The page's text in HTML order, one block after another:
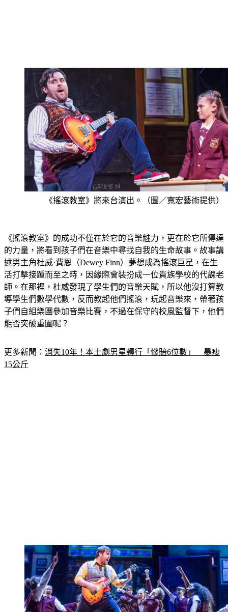
《搖滾教室》的成功不僅在於它的音樂魅力，更在於它所傳達
的力量，將看到孩子們在音樂中尋找自我的生命故事。故事講
述男主角杜威·費恩（Dewey Finn）夢想成為搖滾巨星，在生
活打擊接踵而至之時，因緣際會裝扮成一位貴族學校的代課老
師。在那裡，杜威發現了學生們的音樂天賦，所以他沒打算教
導學生們數學代數，反而教起他們搖滾，玩起音樂來，帶著孩
子們自組樂團參加音樂比賽，不過在保守的校風監督下，他們
更多新聞：